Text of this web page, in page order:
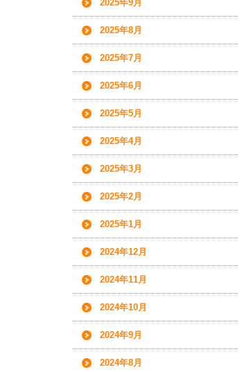
2025年9月
2025年8月
2025年7月
2025年6月
2025年5月
2025年4月
2025年3月
2025年2月
2025年1月
2024年12月
2024年11月
2024年10月
2024年9月
2024年8月